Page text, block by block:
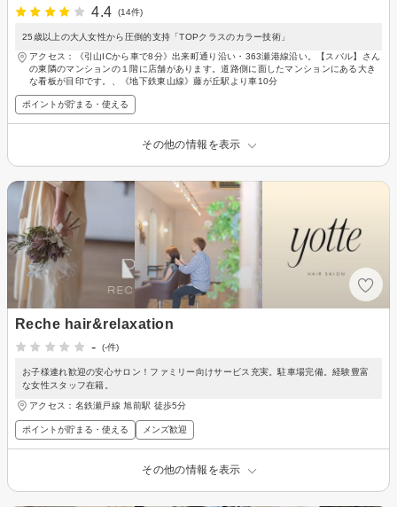
4.4
(14件)
25歳以上の大人女性から圧倒的支持「TOPクラスのカラー技術」
アクセス：《引山ICから車で8分》出来町通り沿い・363瀬港線沿い。【スバル】さん
の東隣のマンションの１階に店舗があります。道路側に面したマンションにある大き
な看板が目印です。、《地下鉄東山線》藤が丘駅より車10分
ポイントが貯まる・使える
その他の情報を表示
Reche hair&relaxation
-
(-件)
お子様連れ歓迎の安心サロン！ファミリー向けサービス充実。駐車場完備。経験豊富
な女性スタッフ在籍。
アクセス：名鉄瀬戸線 旭前駅 徒歩5分
ポイントが貯まる・使える メンズ歓迎
その他の情報を表示